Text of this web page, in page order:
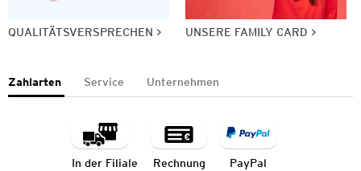
QUALITÄTSVERSPRECHEN UNSERE FAMILY CARD
Zahlarten Service Unternehmen
In der Filiale Rechnung PayPal